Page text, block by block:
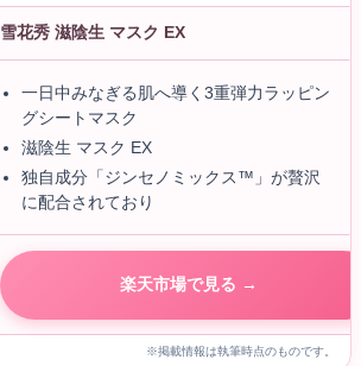
雪花秀 滋陰生 マスク EX
一日中みなぎる肌へ導く3重弾力ラッピン
グシートマスク
滋陰生 マスク EX
独自成分「ジンセノミックス™」が贅沢
に配合されており
楽天市場で見る →
※掲載情報は執筆時点のものです。